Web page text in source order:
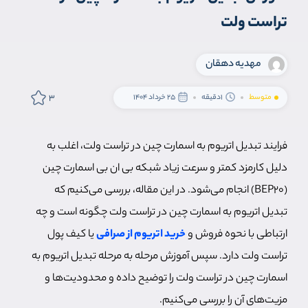
تراست ولت
مهدیه دهقان
متوسط 1دقیقه 25 خرداد 1404 3
فرایند تبدیل اتریوم به اسمارت چین در تراست ولت، اغلب به
دلیل کارمزد کمتر و سرعت زیاد شبکه بی ان بی اسمارت چین
(BEP20) انجام می‌شود. در این مقاله، بررسی می‌کنیم که
تبدیل اتریوم به اسمارت چین در تراست ولت چگونه است و چه
ارتباطی با نحوه فروش وخرید اتریوم از صرافییا کیف پول
تراست ولت دارد. سپس آموزش مرحله به مرحله تبدیل اتریوم به
اسمارت چین در تراست ولت را توضیح داده و محدودیت‌ها و
مزیت‌های آن را بررسی می‌کنیم.